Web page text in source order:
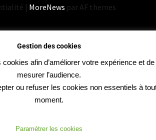
| MoreNews par AF themes
Gestion des cookies
afin d’améliorer votre expérience et de
mesurer l’audience.
ou refuser les cookies non essentiels à
moment.
Paramétrer les cookies